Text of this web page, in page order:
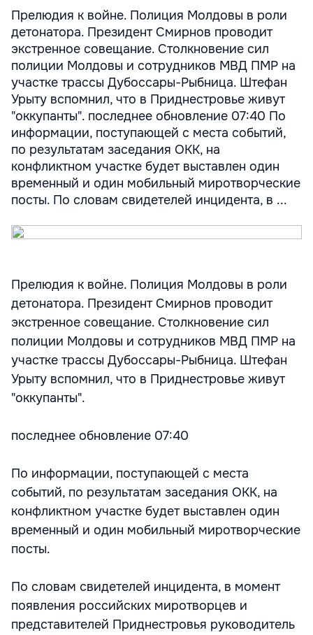
Прелюдия к войне. Полиция Молдовы в роли
детонатора. Президент Смирнов проводит
экстренное совещание. Столкновение сил
полиции Молдовы и сотрудников МВД ПМР на
участке трассы Дубоссары-Рыбница. Штефан
Урыту вспомнил, что в Приднестровье живут
"оккупанты". последнее обновление 07:40 По
информации, поступающей с места событий,
по результатам заседания ОКК, на
конфликтном участке будет выставлен один
временный и один мобильный миротворческие
посты. По словам свидетелей инцидента, в ...
Прелюдия к войне. Полиция Молдовы в роли
детонатора. Президент Смирнов проводит
экстренное совещание. Столкновение сил
полиции Молдовы и сотрудников МВД ПМР на
участке трассы Дубоссары-Рыбница. Штефан
Урыту вспомнил, что в Приднестровье живут
"оккупанты".
последнее обновление 07:40
По информации, поступающей с места
событий, по результатам заседания ОКК, на
конфликтном участке будет выставлен один
временный и один мобильный миротворческие
посты.
По словам свидетелей инцидента, в момент
появления российских миротворцев и
представителей Приднестровья руководитель